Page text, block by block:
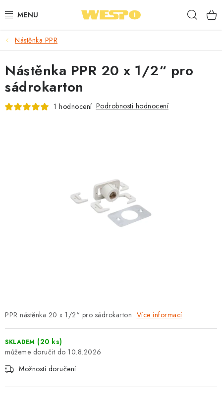
na
ARMATURY PRO TOPENÍ A VODU
TOPENÍ A OHŘEV VODY
TVAROVKY A TRUBKY
OBCHODNÍ PODMÍNKY
Nástěnka PPR
PPR nástěnka 20 x 1/2“ pro sádrokarton Více informací
SKLADEM (20 ks)
10.8.2026
Možnosti doručení
Nástěnka PPR 20 x 1/2“ pro
sádrokarton
1 hodnocení Podrobnosti hodnocení